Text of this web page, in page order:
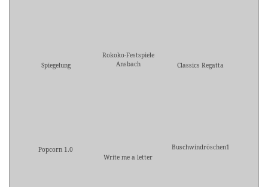
Spiegelung
Rokoko-Festspiele
Ansbach
Classics Regatta
Popcorn 1.0
Write me a letter
Buschwindröschen1